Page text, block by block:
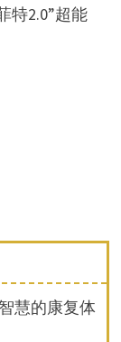
特2.0”超能
慧的康复体